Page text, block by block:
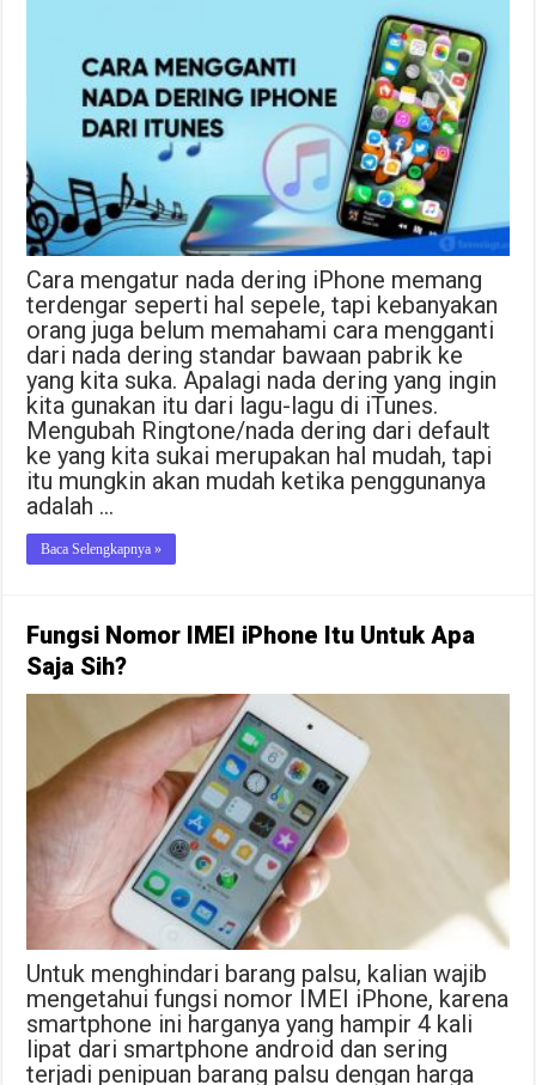
Cara mengatur nada dering iPhone memang
terdengar seperti hal sepele, tapi kebanyakan
orang juga belum memahami cara mengganti
dari nada dering standar bawaan pabrik ke
yang kita suka. Apalagi nada dering yang ingin
kita gunakan itu dari lagu-lagu di iTunes.
Mengubah Ringtone/nada dering dari default
ke yang kita sukai merupakan hal mudah, tapi
itu mungkin akan mudah ketika penggunanya
adalah …
Baca Selengkapnya »
Fungsi Nomor IMEI iPhone Itu Untuk Apa
Saja Sih?
Untuk menghindari barang palsu, kalian wajib
mengetahui fungsi nomor IMEI iPhone, karena
smartphone ini harganya yang hampir 4 kali
lipat dari smartphone android dan sering
terjadi penipuan barang palsu dengan harga